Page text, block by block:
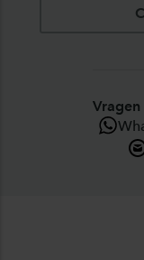
Vragen